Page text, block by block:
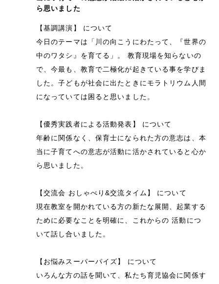
ら思いました
【基調講演】 について
今日のテーマは「川の向こうにわたって、『世界の
中のワタシ』を育てる」。 教育現場を知らないの
で、今最も、教育で二極化が起きている事を学びま
した。子どもが社会に出たときにモラトリウム人間
になっていては困ると思いました。
【優秀実践者による活動発表】 について
年齢に関係なく、保育士になられた方の意志は、本
当に子育てへの意志が活動に活かされていると心か
ら思いました。
【交流会 おしゃべり&交流タイム】 について
現在教室を開かれている方の新たな展開、起業する
ために必要なことを明確に、これからの 活動につ
いて話し合いました。
【お悩みスーパーパイズ】 について
いろんな方の話を聞いて、私たち育児協会に関係す